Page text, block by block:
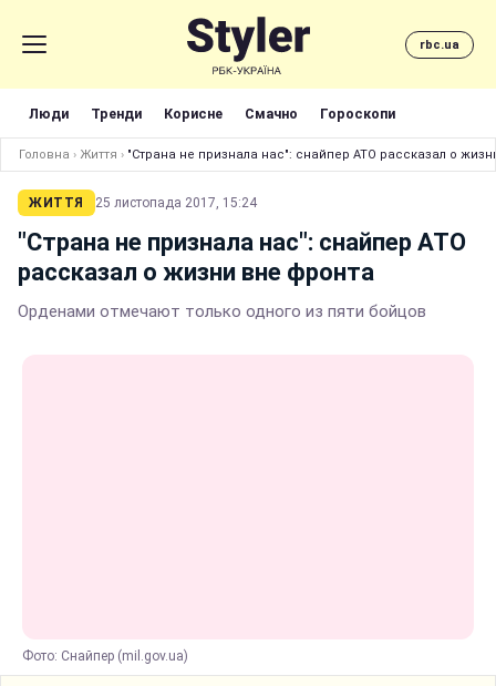
rbc.ua
Люди Тренди Корисне Смачно Гороскопи
Головна › Життя › "Страна не признала нас": снайпер АТО рассказал о
ЖИТТЯ 25 листопада 2017, 15:24
"Страна не признала нас": снайпер АТО
рассказал о жизни вне фронта
Орденами отмечают только одного из пяти бойцов
Фото: Снайпер (mil.gov.ua)